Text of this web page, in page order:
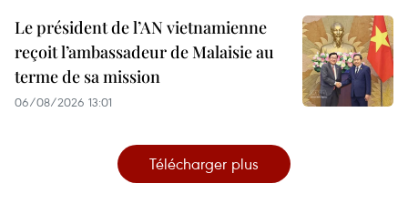
Le président de l’AN vietnamienne
reçoit l’ambassadeur de Malaisie au
terme de sa mission
06/08/2026 13:01
Télécharger plus